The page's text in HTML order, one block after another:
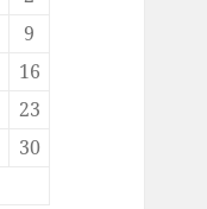
9
16
23
30